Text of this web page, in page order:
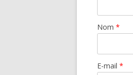
Nom *
E-mail *